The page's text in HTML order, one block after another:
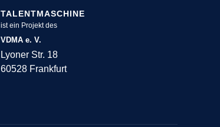
TALENTMASCHINE
ist ein Projekt des
VDMA e. V.
Lyoner Str. 18
60528 Frankfurt